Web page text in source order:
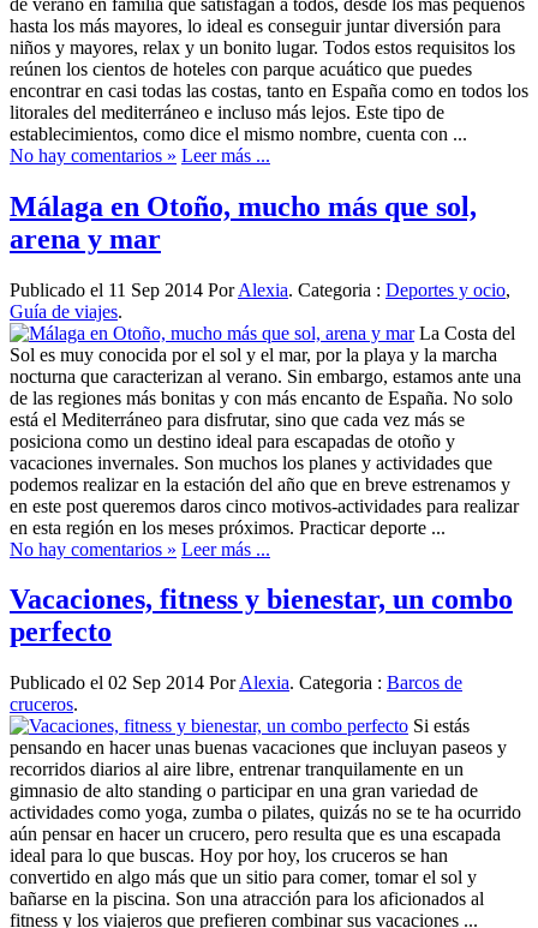
hasta los más mayores, lo ideal es conseguir juntar diversión para
niños y mayores, relax y un bonito lugar. Todos estos requisitos los
reúnen los cientos de hoteles con parque acuático que puedes
encontrar en casi todas las costas, tanto en España como en todos los
litorales del mediterráneo e incluso más lejos. Este tipo de
establecimientos, como dice el mismo nombre, cuenta con ...
No hay comentarios » Leer más ...
Málaga en Otoño, mucho más que sol,
arena y mar
Publicado el 11 Sep 2014 PorAlexia. Categoria : Deportes y ocio,
Guía de viajes.
La Costa del
Sol es muy conocida por el sol y el mar, por la playa y la marcha
nocturna que caracterizan al verano. Sin embargo, estamos ante una
de las regiones más bonitas y con más encanto de España. No solo
está el Mediterráneo para disfrutar, sino que cada vez más se
posiciona como un destino ideal para escapadas de otoño y
vacaciones invernales. Son muchos los planes y actividades que
podemos realizar en la estación del año que en breve estrenamos y
en este post queremos daros cinco motivos-actividades para realizar
en esta región en los meses próximos. Practicar deporte ...
No hay comentarios » Leer más ...
Vacaciones, fitness y bienestar, un combo
perfecto
Publicado el 02 Sep 2014 PorAlexia. Categoria : Barcos de
cruceros.
Si estás
pensando en hacer unas buenas vacaciones que incluyan paseos y
recorridos diarios al aire libre, entrenar tranquilamente en un
gimnasio de alto standing o participar en una gran variedad de
actividades como yoga, zumba o pilates, quizás no se te ha ocurrido
aún pensar en hacer un crucero, pero resulta que es una escapada
ideal para lo que buscas. Hoy por hoy, los cruceros se han
convertido en algo más que un sitio para comer, tomar el sol y
bañarse en la piscina. Son una atracción para los aficionados al
fitness y los viajeros que prefieren combinar sus vacaciones ...